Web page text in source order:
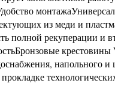
из меди и
полной рекуперации и
напольного и